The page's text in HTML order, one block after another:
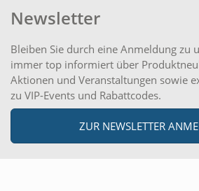
Newsletter
Bleiben Sie durch eine Anmeldung zu
immer top informiert über
Aktionen und Veranstaltungen sowie
zu VIP-Events und Rabattcodes.
ZUR NEWSLETTER